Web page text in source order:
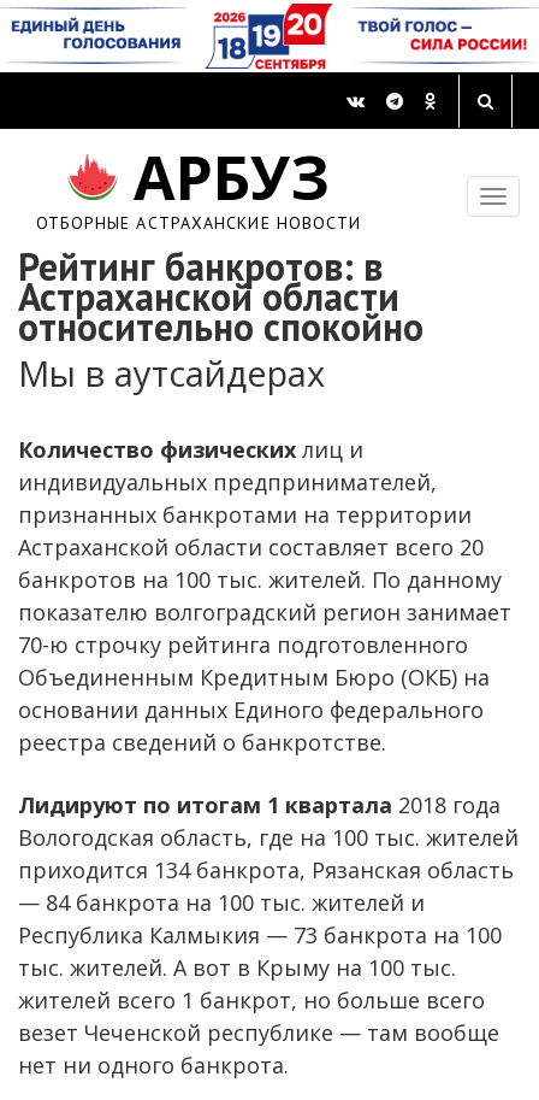
АРБУЗ
ОТБОРНЫЕ АСТРАХАНСКИЕ НОВОСТИ
Рейтинг банкротов: в
Астраханской области
относительно спокойно
Мы в аутсайдерах
Количество физических лиц и
индивидуальных предпринимателей,
признанных банкротами на территории
Астраханской области составляет всего 20
банкротов на 100 тыс. жителей. По данному
показателю волгоградский регион занимает
70-ю строчку рейтинга подготовленного
Объединенным Кредитным Бюро (ОКБ) на
основании данных Единого федерального
реестра сведений о банкротстве.
Лидируют по итогам 1 квартала 2018 года
Вологодская область, где на 100 тыс. жителей
приходится 134 банкрота, Рязанская область
— 84 банкрота на 100 тыс. жителей и
Республика Калмыкия — 73 банкрота на 100
тыс. жителей. А вот в Крыму на 100 тыс.
жителей всего 1 банкрот, но больше всего
везет Чеченской республике — там вообще
нет ни одного банкрота.